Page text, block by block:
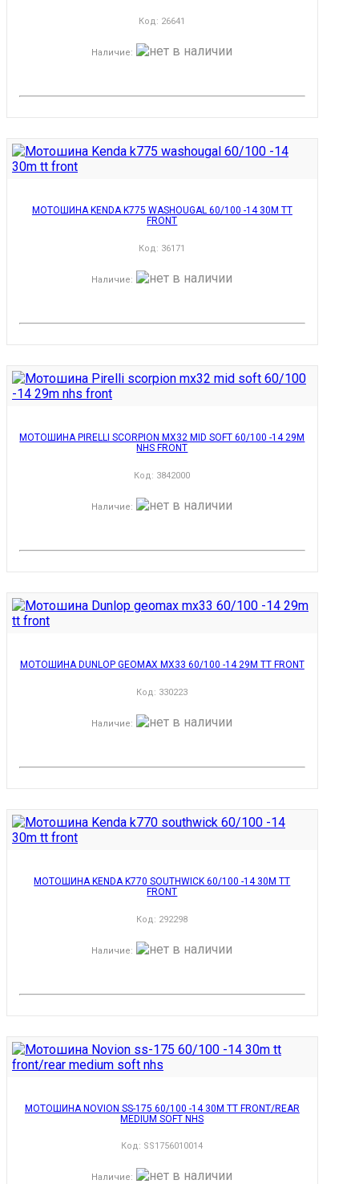
Код: 26641
Наличие:
МОТОШИНА KENDA K775 WASHOUGAL 60/100 -14 30M TT
FRONT
Код: 36171
Наличие:
МОТОШИНА PIRELLI SCORPION MX32 MID SOFT 60/100 -14 29M
NHS FRONT
Код: 3842000
Наличие:
МОТОШИНА DUNLOP GEOMAX MX33 60/100 -14 29M TT FRONT
Код: 330223
Наличие:
МОТОШИНА KENDA K770 SOUTHWICK 60/100 -14 30M TT
FRONT
Код: 292298
Наличие:
МОТОШИНА NOVION SS-175 60/100 -14 30M TT FRONT/REAR
MEDIUM SOFT NHS
Код: SS1756010014
Наличие: